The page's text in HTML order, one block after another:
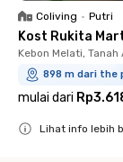
Coliving • Putri
Kost Rukita
Kebon Melati, Tanah
898 m dari the
mulai dari
Lihat info lebih